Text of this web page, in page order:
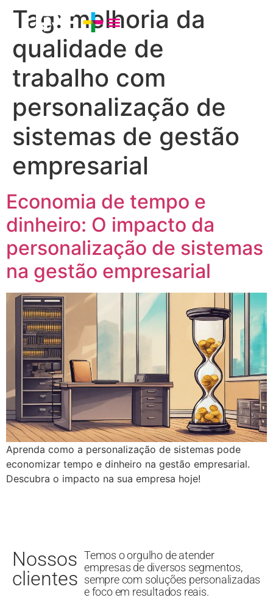
Tag: melhoria da
qualidade de
trabalho com
personalização de
sistemas de gestão
empresarial
Economia de tempo e
dinheiro: O impacto da
personalização de sistemas
na gestão empresarial
Aprenda como a personalização de sistemas pode
economizar tempo e dinheiro na gestão empresarial.
Descubra o impacto na sua empresa hoje!
Nossos
clientes
Temos o orgulho de atender
empresas de diversos segmentos,
sempre com soluções personalizadas
e foco em resultados reais.